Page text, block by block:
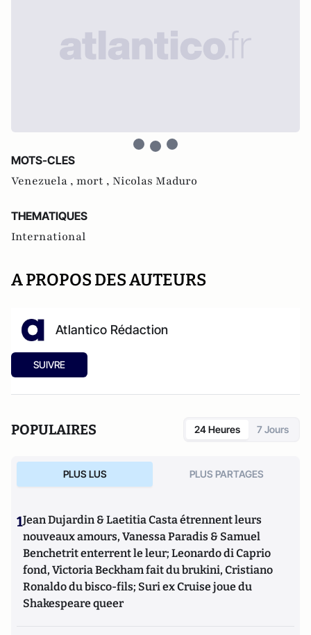
MOTS-CLES
Venezuela , mort , Nicolas Maduro
THEMATIQUES
International
A PROPOS DES AUTEURS
Atlantico Rédaction
SUIVRE
POPULAIRES 24 Heures 7 Jours
PLUS LUS PLUS PARTAGES
1Jean Dujardin & Laetitia Casta étrennent leurs
nouveaux amours, Vanessa Paradis & Samuel
Benchetrit enterrent le leur; Leonardo di Caprio
fond, Victoria Beckham fait du brukini, Cristiano
Ronaldo du bisco-fils; Suri ex Cruise joue du
Shakespeare queer